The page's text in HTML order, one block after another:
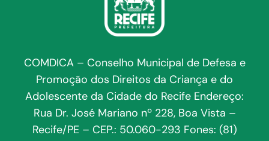
COMDICA – Conselho Municipal de Defesa e
Promoção dos Direitos da Criança e do
Adolescente da Cidade do Recife Endereço:
Rua Dr. José Mariano nº 228, Boa Vista –
Recife/PE – CEP.: 50.060-293 Fones: (81)